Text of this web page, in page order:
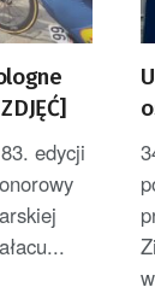
edycji